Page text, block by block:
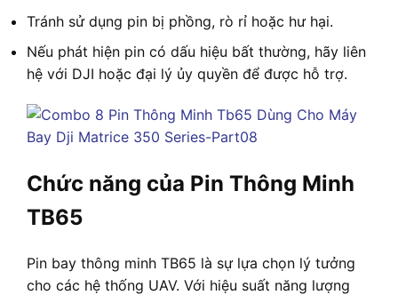
Tránh sử dụng pin bị phồng, rò rỉ hoặc hư hại.
Nếu phát hiện pin có dấu hiệu bất thường, hãy liên
hệ với DJI hoặc đại lý ủy quyền để được hỗ trợ.
Chức năng của Pin Thông Minh
TB65
Pin bay thông minh TB65 là sự lựa chọn lý tưởng
cho các hệ thống UAV. Với hiệu suất năng lượng